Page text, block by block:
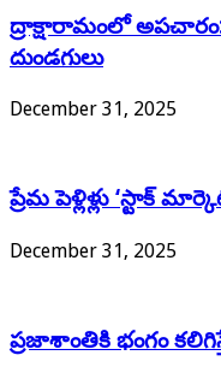
ద్రాక్షారామంలో అపచారం:
దుండగులు
December 31, 2025
ప్రేమ పెళ్లిళ్లు ‘స్టాక్
December 31, 2025
ప్రజాశాంతికి భంగం